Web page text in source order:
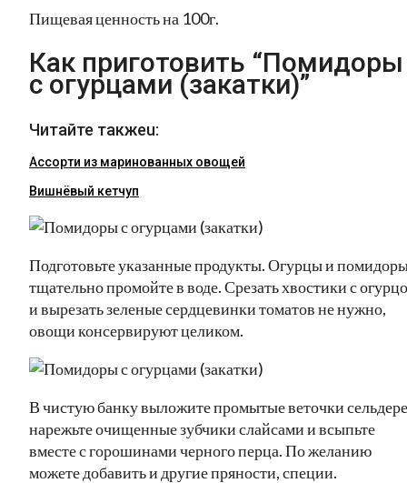
Пищевая ценность на 100г.
Как приготовить “Помидоры
с огурцами (закатки)”
Читайте такжеu:
Ассорти из маринованных овощей
Вишнёвый кетчуп
Подготовьте указанные продукты. Огурцы и
тщательно промойте в воде. Срезать хвостики с
и вырезать зеленые сердцевинки томатов не нужно,
овощи консервируют целиком.
В чистую банку выложите промытые веточки
нарежьте очищенные зубчики слайсами и всыпьте
вместе с горошинами черного перца. По желанию
можете добавить и другие пряности, специи.